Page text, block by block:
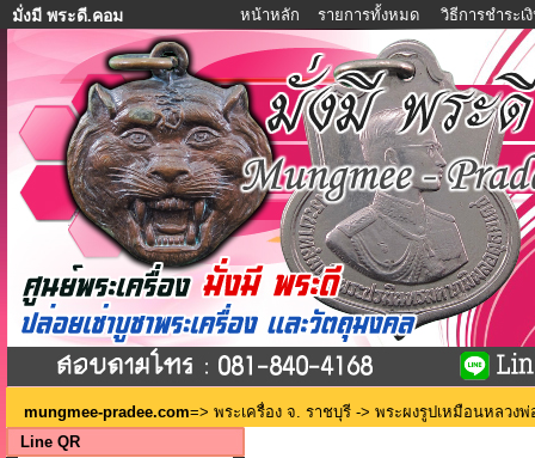
มั่งมี พระดี.คอม หน้าหลัก รายการทั้งหมด วิธีการชำระเ
mungmee-pradee.com=> พระเครื่อง จ. ราชบุรี -> พระผงรูปเหมือนหลวง
Line QR